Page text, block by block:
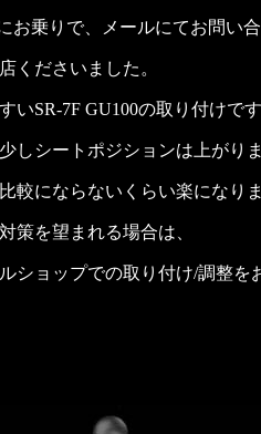
お乗りで、メールにてお問い
くださいました。
いSR-7F GU100の取り付けで
しシートポジションは上がり
較にならないくらい楽になり
策を望まれる場合は、
ショップでの取り付け/調整を